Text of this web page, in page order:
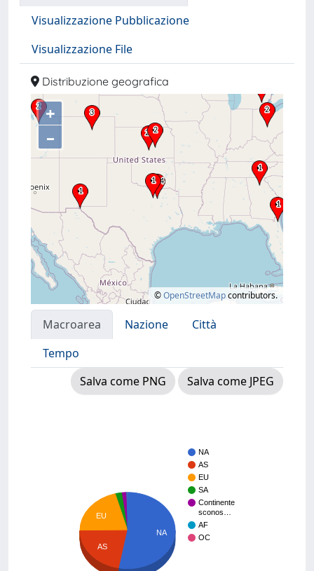
Visualizzazione Pubblicazione
Visualizzazione File
Distribuzione geografica
+
–
©OpenStreetMapcontributors.
Macroarea Nazione
Città
Tempo
Salva come PNG
Salva come JPEG
NA
AS
EU
SA
Continente
sconos…
AF
OC
EU
AS
NA